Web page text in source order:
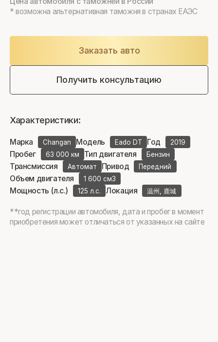
* возможна альтернативная таможня в странах ЕАЭС
Заказать авто
Получить консультацию
Характеристики:
Марка Changan Модель Eado DT Год 2019
Пробег 63 000 км Тип двигателя Бензин
Трансмиссия Автомат Привод Передний
Объем двигателя 1 600 см3
Мощность (л.с.) 125 л.с. Локация 温州, 鹿城
**год регистрации автомобиля, дата и пробег в момент
приобретения может отличаться от указанных на сайте